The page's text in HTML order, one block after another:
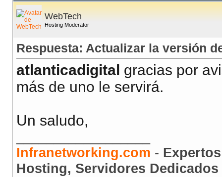
WebTech
Hosting Moderator
Respuesta: Actualizar la versión
atlanticadigital gracias por
más de uno le servirá.
Un saludo,
Infranetworking.com -
Hosting, Servidores